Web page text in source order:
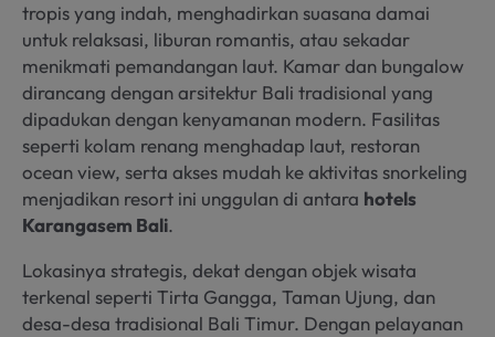
tropis yang indah, menghadirkan suasana damai
untuk relaksasi, liburan romantis, atau sekadar
menikmati pemandangan laut. Kamar dan bungalow
dirancang dengan arsitektur Bali tradisional yang
dipadukan dengan kenyamanan modern. Fasilitas
seperti kolam renang menghadap laut, restoran
ocean view, serta akses mudah ke aktivitas snorkeling
menjadikan resort ini unggulan di antara hotels
Karangasem Bali.
Lokasinya strategis, dekat dengan objek wisata
terkenal seperti Tirta Gangga, Taman Ujung, dan
desa-desa tradisional Bali Timur. Dengan pelayanan